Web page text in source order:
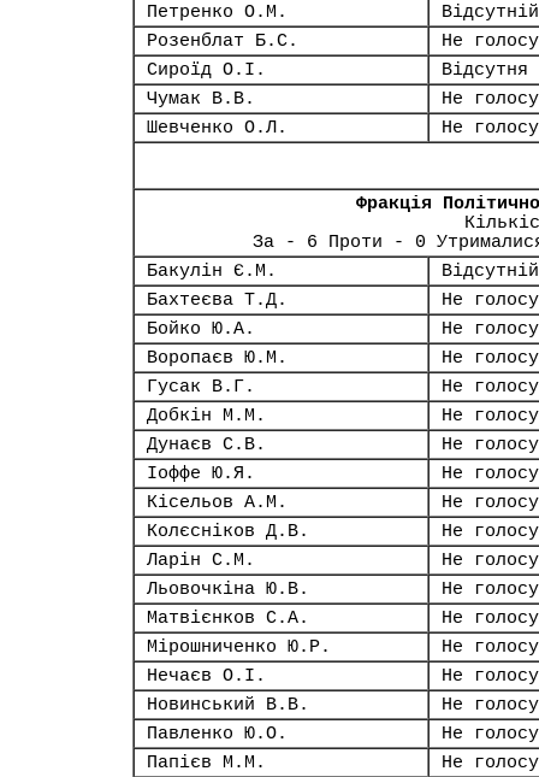
Петренко О.М.
Відсутній
Розенблат Б.С.
Не
Сироїд О.І.
Відсутня
Чумак В.В.
Не
Шевченко О.Л.
Не
Фракція
За - 6 Проти - 0
Бакулін Є.М.
Відсутній
Бахтеєва Т.Д.
Не
Бойко Ю.А.
Не
Воропаєв Ю.М.
Не
Гусак В.Г.
Не
Добкін М.М.
Не
Дунаєв С.В.
Не
Іоффе Ю.Я.
Не
Кісельов А.М.
Не
Колєсніков Д.В.
Не
Ларін С.М.
Не
Льовочкіна Ю.В.
Не
Матвієнков С.А.
Не
Мірошниченко Ю.Р.
Не
Нечаєв О.І.
Не
Новинський В.В.
Не
Павленко Ю.О.
Не
Папієв М.М.
Не